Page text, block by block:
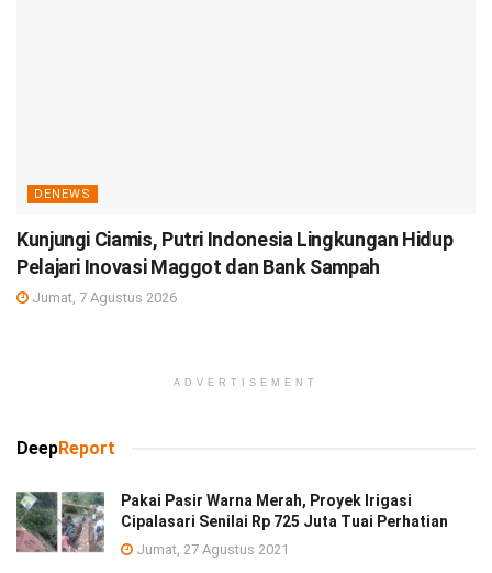
DENEWS
Kunjungi Ciamis, Putri Indonesia Lingkungan Hidup
Pelajari Inovasi Maggot dan Bank Sampah
Jumat, 7 Agustus 2026
ADVERTISEMENT
DeepReport
Pakai Pasir Warna Merah, Proyek Irigasi
Cipalasari Senilai Rp 725 Juta Tuai Perhatian
Jumat, 27 Agustus 2021